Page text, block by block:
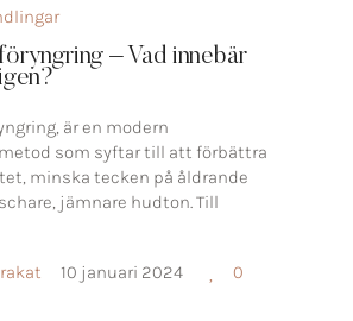
– Vad innebär
är en modern
som syftar till att förbättra
minska tecken på åldrande
jämnare hudton. Till
10 januari 2024 0